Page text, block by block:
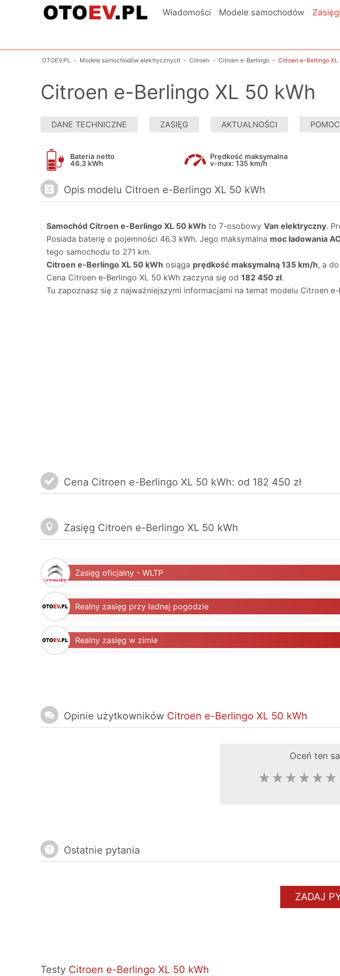
Wiadomości Modele samochodów
OTOEV.PL - Modele samochodów elektrycznych - Citroen - Citroen e-Berlingo - Citroen e-Berlingo XL
Citroen e-Berlingo XL 50 kWh
DANE TECHNICZNE ZASIĘG AKTUALNOŚCI POMOC
Bateria netto
46.3 kWh
Prędkość maksymalna
v-max: 135 km/h
Opis modelu Citroen e-Berlingo XL 50 kWh
Samochód Citroen e-Berlingo XL 50 kWh to 7-osobowy Van elektryczny.
Posiada baterię o pojemności 46.3 kWh. Jego maksymalna moc ładowania
tego samochodu to 271 km.
Citroen e-Berlingo XL 50 kWh osiąga prędkość maksymalną 135 km/h, a
Cena Citroen e-Berlingo XL 50 kWh zaczyna się od 182 450 zł.
Tu zapoznasz się z najważniejszymi informacjami na temat modelu Citroen
Cena Citroen e-Berlingo XL 50 kWh: od 182 450 zł
Zasięg Citroen e-Berlingo XL 50 kWh
Zasięg oficjalny - WLTP
Realny zasięg przy ładnej pogodzie
Realny zasięg w zimie
Opinie użytkowników Citroen e-Berlingo XL 50 kWh
Oceń ten
Ostatnie pytania
ZADAJ
Testy Citroen e-Berlingo XL 50 kWh